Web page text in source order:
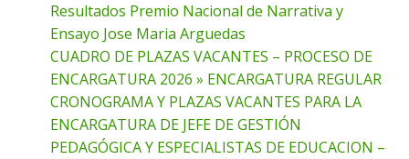
Resultados Premio Nacional de Narrativa y
Ensayo Jose Maria Arguedas
CUADRO DE PLAZAS VACANTES – PROCESO DE
ENCARGATURA 2026 » ENCARGATURA REGULAR
CRONOGRAMA Y PLAZAS VACANTES PARA LA
ENCARGATURA DE JEFE DE GESTIÓN
PEDAGÓGICA Y ESPECIALISTAS DE EDUCACION –